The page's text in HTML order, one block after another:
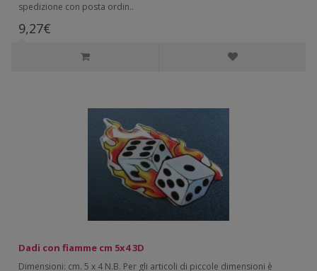
spedizione con posta ordin..
9,27€
Dadi con fiamme cm 5x4 3D
Dimensioni: cm. 5 x 4 N.B. Per gli articoli di piccole dimensioni è